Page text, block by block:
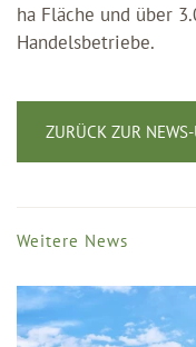
ha Fläche und über
Handelsbetriebe.
ZURÜCK ZUR
Weitere News